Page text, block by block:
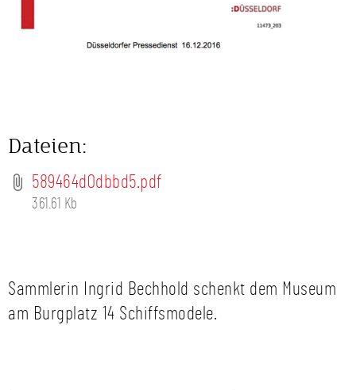
Dateien:
589464d0dbbd5.pdf
361.61 Kb
Sammlerin Ingrid Bechhold schenkt dem Museum
am Burgplatz 14 Schiffsmodele.